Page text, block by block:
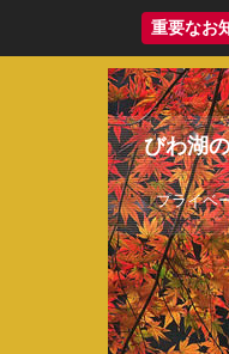
重要なお
びわ湖
プライベ